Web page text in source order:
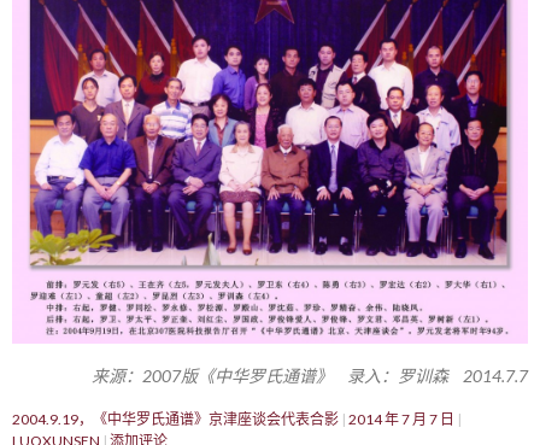
来源：2007版《中华罗氏通谱》 录入：罗训森 2014.7.7
2004.9.19，《中华罗氏通谱》京津座谈会代表合影 2014 年 7 月 7 日
LUOXUNSEN 添加评论